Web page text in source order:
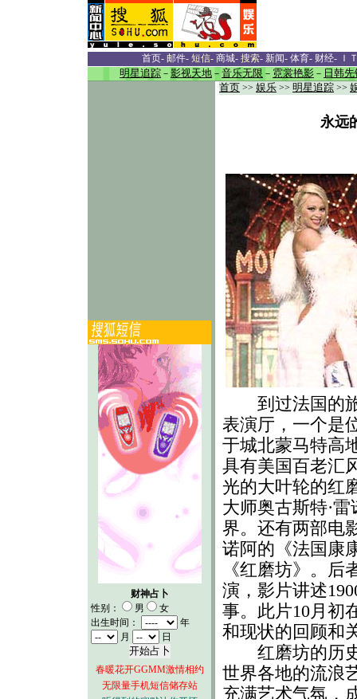
首页- 邮件- 短信- 商城- 搜索- 新闻- 体育- 财经- Ｉ
明星追踪 － 影视天地 － 音乐无限 － 霓裳艳影 － 日韩先
财神占卜
性别：
男
女
出生时间：
年
月
日
春暖花开GGMM激情相约
无限量手机短信储存站
首页 >> 娱乐 >> 明星追踪 >>
永远
到过法国的旅
表演厅，一个是
于城北蒙马特高
具有美国百老汇
光的大叶轮的红
大师奥古斯特·
界。还有两部电
诺阿的《法国康
《红磨坊》。
演，影片讲述
事。此片10月初
和现状的回顾和
红磨坊的历史
世界各地的流浪
充满艺术气氛，